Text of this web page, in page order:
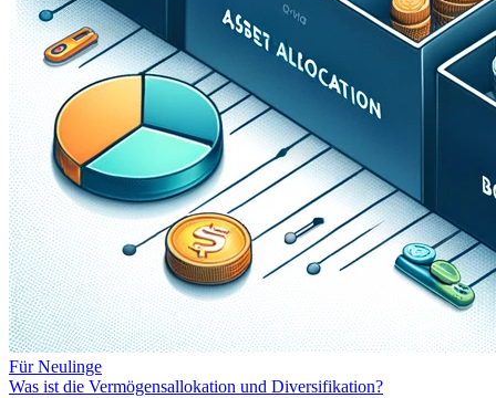
Für Neulinge
Was ist die Vermögensallokation und Diversifikation?